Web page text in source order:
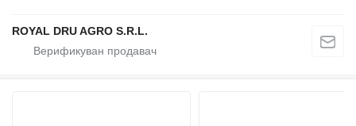
ROYAL DRU AGRO S.R.L.